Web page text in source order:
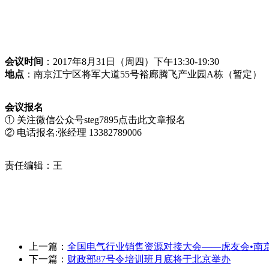
会议时间 ：2017年8月31日（周四）下午13:30-19:30
地点 ：南京江宁区将军大道55号裕廊腾飞产业园A栋（暂定）
会议报名
① 关注微信公众号steg7895点击此文章报名
② 电话报名:张经理 13382789006
责任编辑：王
上一篇： 全国电气行业销售资源对接大会——虎友会•南
下一篇： 财政部87号令培训班月底将于北京举办